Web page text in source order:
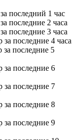
последний 1 час
последние 2 часа
последние 3 часа
последние 4 часа
за последние 5
за последние 6
за последние 7
за последние 8
за последние 9